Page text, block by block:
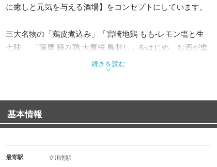
に癒しと元気を与える酒場】をコンセプトにしています。
三大名物の「鶏皮煮込み」「宮崎地鶏 もも-レモン塩と生
七味-」「薩摩 極み鶏 大魔桜 鳥刺し」をはじめ、お酒が進
む逸品を多数ご用意しております。
テーブルとカウンター席を完備した和モダン空間は、女子
能です。
続きを読む
基本情報
最寄駅 立川南駅